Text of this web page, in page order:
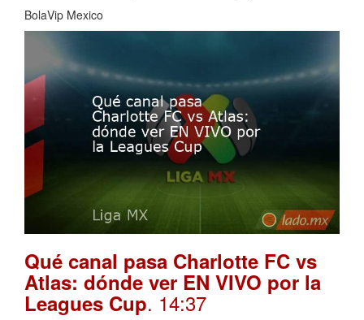
BolaVip Mexico
Qué canal pasa Charlotte FC vs
Atlas: dónde ver EN VIVO por la
Leagues Cup. 14:37